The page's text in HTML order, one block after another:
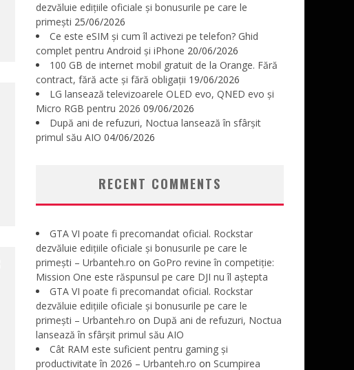
dezvăluie edițiile oficiale și bonusurile pe care le
primești 25/06/2026
Ce este eSIM și cum îl activezi pe telefon? Ghid
complet pentru Android și iPhone 20/06/2026
100 GB de internet mobil gratuit de la Orange. Fără
contract, fără acte și fără obligații 19/06/2026
LG lansează televizoarele OLED evo, QNED evo și
Micro RGB pentru 2026 09/06/2026
După ani de refuzuri, Noctua lansează în sfârșit
primul său AIO 04/06/2026
RECENT COMMENTS
GTA VI poate fi precomandat oficial. Rockstar
dezvăluie edițiile oficiale și bonusurile pe care le
primești – Urbanteh.ro on GoPro revine în competiție:
Mission One este răspunsul pe care DJI nu îl aștepta
GTA VI poate fi precomandat oficial. Rockstar
dezvăluie edițiile oficiale și bonusurile pe care le
primești – Urbanteh.ro on După ani de refuzuri, Noctua
lansează în sfârșit primul său AIO
Cât RAM este suficient pentru gaming și
productivitate în 2026 – Urbanteh.ro on Scumpirea